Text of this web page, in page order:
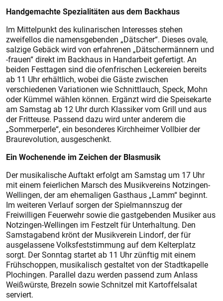
Handgemachte Spezialitäten aus dem Backhaus
Im Mittelpunkt des kulinarischen Interesses stehen
zweifellos die namensgebenden „Dätscher“. Dieses ovale,
salzige Gebäck wird von erfahrenen „Dätschermännern und
-frauen“ direkt im Backhaus in Handarbeit gefertigt. An
beiden Festtagen sind die ofenfrischen Leckereien bereits
ab 11 Uhr erhältlich, wobei die Gäste zwischen
verschiedenen Variationen wie Schnittlauch, Speck, Mohn
oder Kümmel wählen können. Ergänzt wird die Speisekarte
am Samstag ab 12 Uhr durch Klassiker vom Grill und aus
der Fritteuse. Passend dazu wird unter anderem die
„Sommerperle“, ein besonderes Kirchheimer Vollbier der
Braurevolution, ausgeschenkt.
Ein Wochenende im Zeichen der Blasmusik
Der musikalische Auftakt erfolgt am Samstag um 17 Uhr
mit einem feierlichen Marsch des Musikvereins Notzingen-
Wellingen, der am ehemaligen Gasthaus „Lamm“ beginnt.
Im weiteren Verlauf sorgen der Spielmannszug der
Freiwilligen Feuerwehr sowie die gastgebenden Musiker aus
Notzingen-Wellingen im Festzelt für Unterhaltung. Den
Samstagabend krönt der Musikverein Lindorf, der für
ausgelassene Volksfeststimmung auf dem Kelterplatz
sorgt. Der Sonntag startet ab 11 Uhr zünftig mit einem
Frühschoppen, musikalisch gestaltet von der Stadtkapelle
Plochingen. Parallel dazu werden passend zum Anlass
Weißwürste, Brezeln sowie Schnitzel mit Kartoffelsalat
serviert.